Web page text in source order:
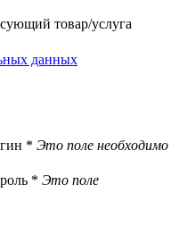
товар/услуга
данных
* Это поле необходимо
* Это поле